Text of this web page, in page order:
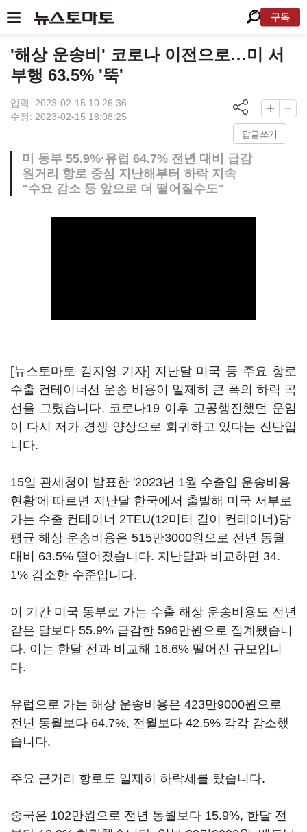
구독
'해상 운송비' 코로나 이전으로…미 서
부행 63.5% '뚝'
입력: 2023-02-15 10:26:36
수정: 2023-02-15 18:08:25
답글쓰기
미 동부 55.9%·유럽 64.7% 전년 대비 급감
원거리 항로 중심 지난해부터 하락 지속
"수요 감소 등 앞으로 더 떨어질수도"
[뉴스토마토 김지영 기자] 지난달 미국 등 주요 항로
수출 컨테이너선 운송 비용이 일제히 큰 폭의 하락 곡
선을 그렸습니다. 코로나19 이후 고공행진했던 운임
이 다시 저가 경쟁 양상으로 회귀하고 있다는 진단입
니다.
15일 관세청이 발표한 '2023년 1월 수출입 운송비용
현황'에 따르면 지난달 한국에서 출발해 미국 서부로
가는 수출 컨테이너 2TEU(12미터 길이 컨테이너)당
평균 해상 운송비용은 515만3000원으로 전년 동월
대비 63.5% 떨어졌습니다. 지난달과 비교하면 34.
1% 감소한 수준입니다.
이 기간 미국 동부로 가는 수출 해상 운송비용도 전년
같은 달보다 55.9% 급감한 596만원으로 집계됐습니
다. 이는 한달 전과 비교해 16.6% 떨어진 규모입니
다.
유럽으로 가는 해상 운송비용은 423만9000원으로
전년 동월보다 64.7%, 전월보다 42.5% 각각 감소했
습니다.
주요 근거리 항로도 일제히 하락세를 탔습니다.
중국은 102만원으로 전년 동월보다 15.9%, 한달 전